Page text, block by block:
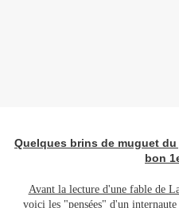
Quelques brins de muguet
bon
Avant la lecture d'une fable de
voici les "pensées" d'un